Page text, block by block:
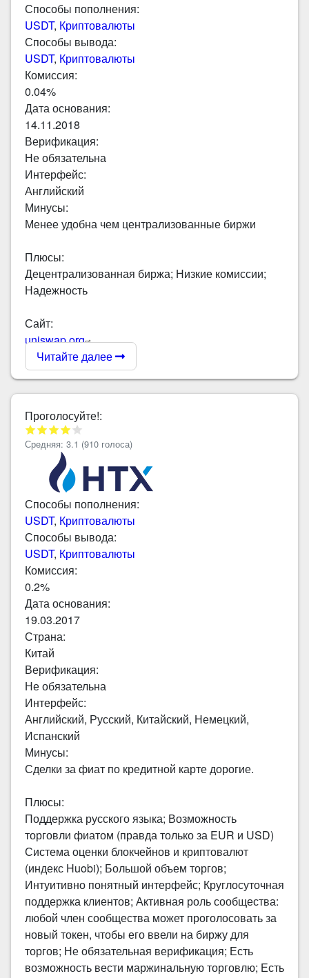
Способы пополнения:
USDT, Криптовалюты
Способы вывода:
USDT, Криптовалюты
Комиссия:
0.04%
Дата основания:
14.11.2018
Верификация:
Не обязательна
Интерфейс:
Английский
Минусы:
Менее удобна чем централизованные биржи
Плюсы:
Децентрализованная биржа; Низкие комиссии;
Надежность
Сайт:
uniswap.org
Читайте далее
Проголосуйте!:
Средняя: 3.1 (910 голоса)
Способы пополнения:
USDT, Криптовалюты
Способы вывода:
USDT, Криптовалюты
Комиссия:
0.2%
Дата основания:
19.03.2017
Страна:
Китай
Верификация:
Не обязательна
Интерфейс:
Английский, Русский, Китайский, Немецкий,
Испанский
Минусы:
Сделки за фиат по кредитной карте дорогие.
Плюсы:
Поддержка русского языка; Возможность
торговли фиатом (правда только за EUR и USD)
Система оценки блокчейнов и криптовалют
(индекс Huobi); Большой объем торгов;
Интуитивно понятный интерфейс; Круглосуточная
поддержка клиентов; Активная роль сообщества:
любой член сообщества может проголосовать за
новый токен, чтобы его ввели на биржу для
торгов; Не обязательная верификация; Есть
возможность вести маржинальную торговлю; Есть